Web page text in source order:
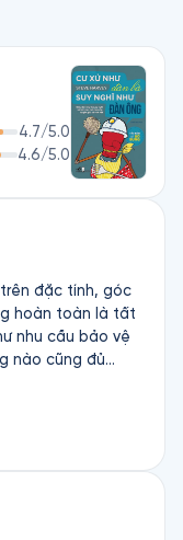
nghĩa bản thân qua
thật sự gắn bó khi
và được tôn trọng.
rõ ràng, không
nào nên bước đi nếu
nghĩ như đàn
nữ có thể vừa giữ
kiếm một tình yêu
4.7/5.0
4.6/5.0
đặc tính, góc
hoàn toàn là tất
nhu cầu bảo vệ
nào cũng đủ
tính yếu đuối) và
( họ sẽ thỉnh